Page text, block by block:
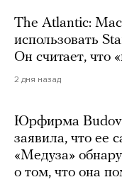
The Atlantic:
использовать
Он считает, что
2 дня назад
Юрфирма
заявила, что ее
«Медуза»
о том, что она